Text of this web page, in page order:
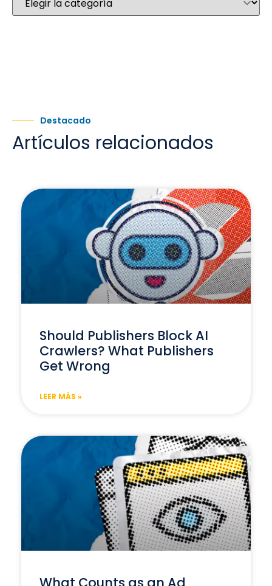
Destacado
Artículos relacionados
Should Publishers Block AI
Crawlers? What Publishers
Get Wrong
LEER MÁS »